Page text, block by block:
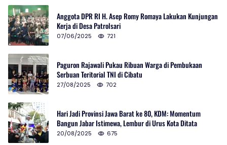
Anggota DPR RI H. Asep Romy Romaya Lakukan Kunjungan
Kerja di Desa Patrolsari
07/06/2025 721
Paguron Rajawali Pukau Ribuan Warga di Pembukaan
Serbuan Teritorial TNI di Cibatu
27/08/2025 702
Hari Jadi Provinsi Jawa Barat ke 80, KDM: Momentum
Bangun Jabar Istimewa, Lembur di Urus Kota Ditata
20/08/2025 675